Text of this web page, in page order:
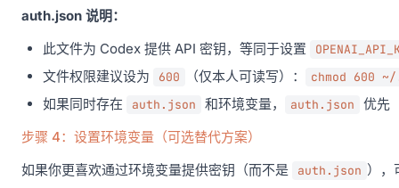
auth.json 说明：
此文件为 Codex 提供 API 密钥，等同于设置
文件权限建议设为 600 （仅本人可读写）： chmod 600
如果同时存在 auth.json 和环境变量， auth.json
优先
步骤 4：设置环境变量（可选替代方案）
如果你更喜欢通过环境变量提供密钥（而不是
auth.json ），